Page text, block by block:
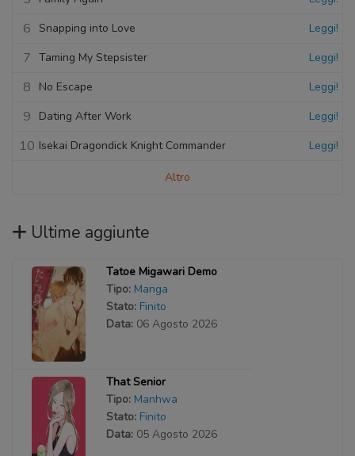
6 Snapping into Love Leggi!
7 Taming My Stepsister Leggi!
8 No Escape Leggi!
9 Dating After Work Leggi!
10 Isekai Dragondick Knight Commander Leggi!
Altro
Ultime aggiunte
Tatoe Migawari Demo
Tipo: Manga
Stato: Finito
Data: 06 Agosto 2026
That Senior
Tipo: Manhwa
Stato: Finito
Data: 05 Agosto 2026